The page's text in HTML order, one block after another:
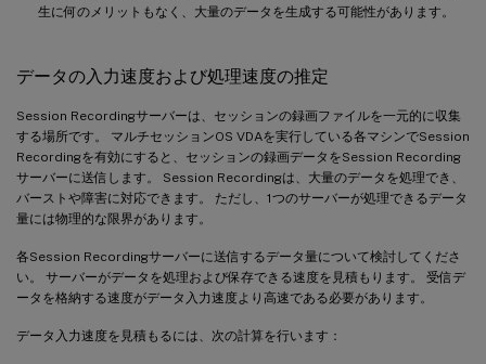
生に何のメリットもなく、大量のデータを生成する可能性があります。
データの入力速度および処理速度の推定
Session Recordingサーバーは、セッションの録画ファイルを一元的に収集
する場所です。 マルチセッションOS VDAを実行している各マシンでSession
Recordingを有効にすると、セッションの録画データをSession Recording
サーバーに送信します。 Session Recordingは、大量のデータを処理でき、
バーストや障害に対応できます。 ただし、1つのサーバーが処理できるデータ
量には物理的な限界があります。
各Session Recordingサーバーに送信するデータ量について検討してくださ
い。 サーバーがデータを処理および保存できる速度を見積もります。 受信デ
ータを格納する速度がデータ入力速度より高速である必要があります。
データ入力速度を見積もるには、次の計算を行います：